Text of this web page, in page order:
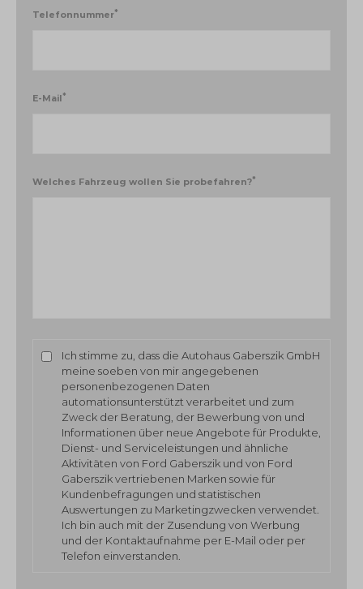
Telefonnummer*
E-Mail *
Welches Fahrzeug wollen Sie probefahren?*
Ich stimme zu, dass die Autohaus Gaberszik GmbH
meine soeben von mir angegebenen
personenbezogenen Daten
automationsunterstützt verarbeitet und zum
Zweck der Beratung, der Bewerbung von und
Informationen über neue Angebote für Produkte,
Dienst- und Serviceleistungen und ähnliche
Aktivitäten von Ford Gaberszik und von Ford
Gaberszik vertriebenen Marken sowie für
Kundenbefragungen und statistischen
Auswertungen zu Marketingzwecken verwendet.
Ich bin auch mit der Zusendung von Werbung
und der Kontaktaufnahme per E-Mail oder per
Telefon einverstanden.